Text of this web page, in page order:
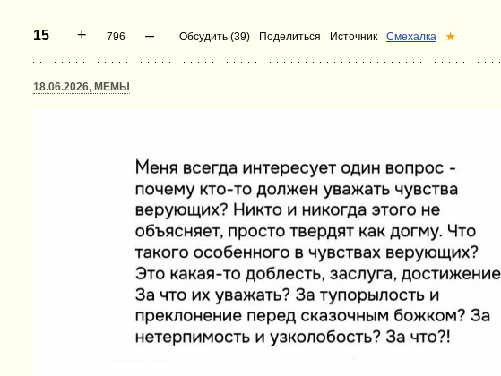
15 + 796 – Обсудить (39) Поделиться Источник Смехалка ★
18.06.2026, МЕМЫ